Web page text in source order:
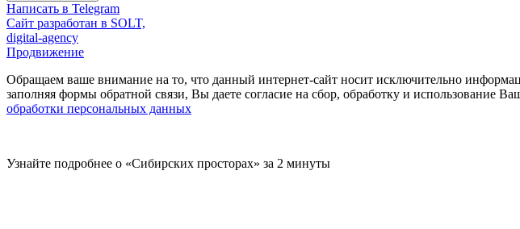
Написать в Telegram
Сайт разработан в SOLT,
digital-agency
Продвижение
Обращаем ваше внимание на то, что данный интернет-сайт носит исключительно
заполняя формы обратной связи, Вы даете согласие на сбор, обработку и использование
обработки персональных данных
Узнайте подробнее о «Сибирских просторах» за 2 минуты